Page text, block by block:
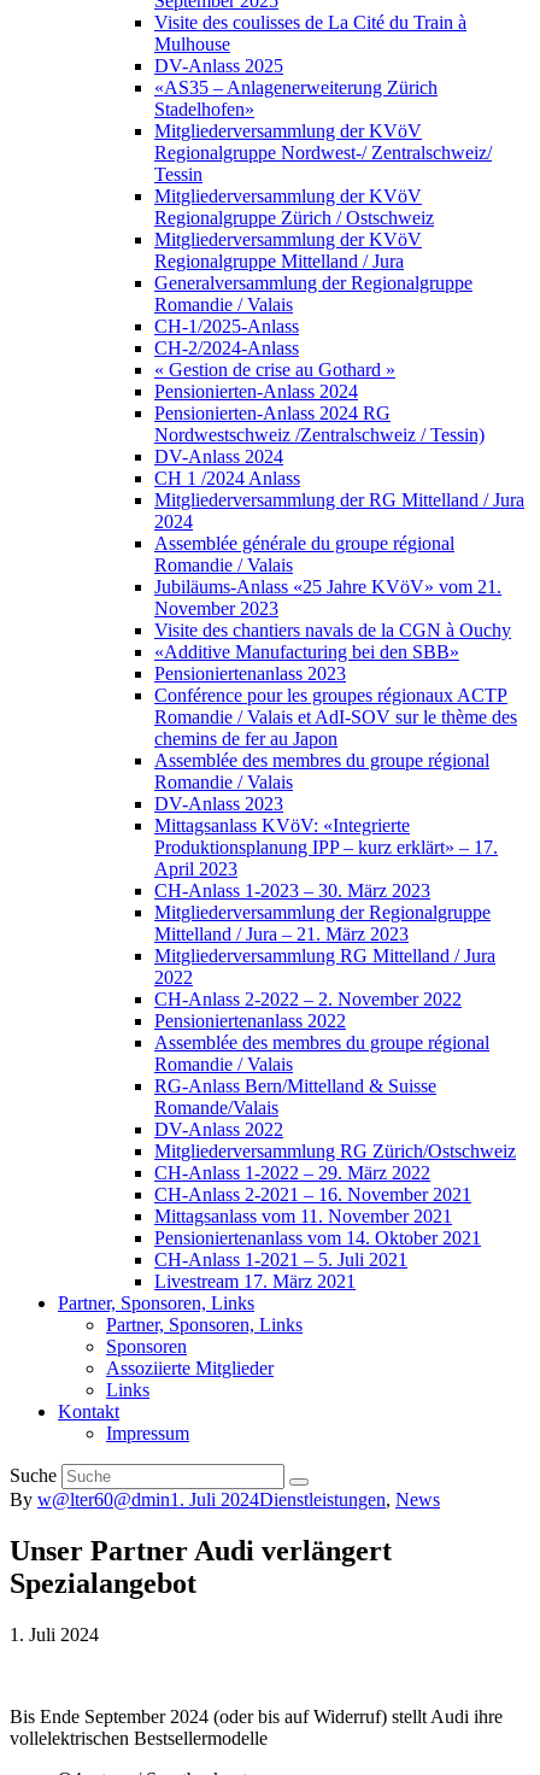
Visite des coulisses de La Cité du Train à
Mulhouse
DV-Anlass 2025
«AS35 – Anlagenerweiterung Zürich
Stadelhofen»
Mitgliederversammlung der KVöV
Regionalgruppe Nordwest-/ Zentralschweiz/
Tessin
Mitgliederversammlung der KVöV
Regionalgruppe Zürich / Ostschweiz
Mitgliederversammlung der KVöV
Regionalgruppe Mittelland / Jura
Generalversammlung der Regionalgruppe
Romandie / Valais
CH-1/2025-Anlass
CH-2/2024-Anlass
« Gestion de crise au Gothard »
Pensionierten-Anlass 2024
Pensionierten-Anlass 2024 RG
Nordwestschweiz /Zentralschweiz / Tessin)
DV-Anlass 2024
CH 1 /2024 Anlass
Mitgliederversammlung der RG Mittelland / Jura
2024
Assemblée générale du groupe régional
Romandie / Valais
Jubiläums-Anlass «25 Jahre KVöV» vom 21.
November 2023
Visite des chantiers navals de la CGN à Ouchy
«Additive Manufacturing bei den SBB»
Pensioniertenanlass 2023
Conférence pour les groupes régionaux ACTP
Romandie / Valais et AdI-SOV sur le thème des
chemins de fer au Japon
Assemblée des membres du groupe régional
Romandie / Valais
DV-Anlass 2023
Mittagsanlass KVöV: «Integrierte
Produktionsplanung IPP – kurz erklärt» – 17.
April 2023
CH-Anlass 1-2023 – 30. März 2023
Mitgliederversammlung der Regionalgruppe
Mittelland / Jura – 21. März 2023
Mitgliederversammlung RG Mittelland / Jura
2022
CH-Anlass 2-2022 – 2. November 2022
Pensioniertenanlass 2022
Assemblée des membres du groupe régional
Romandie / Valais
RG-Anlass Bern/Mittelland & Suisse
Romande/Valais
DV-Anlass 2022
Mitgliederversammlung RG Zürich/Ostschweiz
CH-Anlass 1-2022 – 29. März 2022
CH-Anlass 2-2021 – 16. November 2021
Mittagsanlass vom 11. November 2021
Pensioniertenanlass vom 14. Oktober 2021
CH-Anlass 1-2021 – 5. Juli 2021
Livestream 17. März 2021
Partner, Sponsoren, Links
Partner, Sponsoren, Links
Sponsoren
Assoziierte Mitglieder
Links
Kontakt
Impressum
Suche
By w@lter60@dmin1. Juli 2024Dienstleistungen, News
Unser Partner Audi verlängert
Spezialangebot
1. Juli 2024
Bis Ende September 2024 (oder bis auf Widerruf) stellt Audi ihre
vollelektrischen Bestsellermodelle